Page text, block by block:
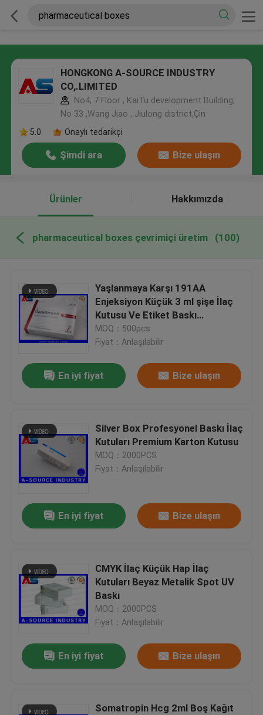
HONGKONG A-SOURCE INDUSTRY
CO,.LIMITED
No4, 7 Floor , KaiTu development Building,
No 33 ,Wang Jiao , Jiulong district,Çin
5.0
Onaylı tedarikçi
Şimdi ara Bize ulaşın
Ürünler Hakkımızda
pharmaceutical boxes çevrimiçi üretim (100)
Yaşlanmaya Karşı 191AA
Enjeksiyon Küçük 3 ml şişe İlaç
Kutusu Ve Etiket Baskı
Genetropin
MOQ：500pcs
Fiyat：Anlaşılabilir
En iyi fiyat Bize ulaşın
Silver Box Profesyonel Baskı İlaç
Kutuları Premium Karton Kutusu
MOQ：2000PCS
Fiyat：Anlaşılabilir
En iyi fiyat Bize ulaşın
CMYK İlaç Küçük Hap İlaç
Kutuları Beyaz Metalik Spot UV
Baskı
MOQ：2000PCS
Fiyat：Anlaşılabilir
En iyi fiyat Bize ulaşın
Somatropin Hcg 2ml Boş Kağıt